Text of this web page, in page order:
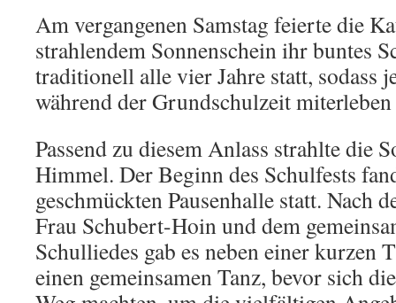
Am vergangenen Samstag feierte die
strahlendem Sonnenschein ihr buntes
traditionell alle vier Jahre statt, sodass
während der Grundschulzeit
Passend zu diesem Anlass strahlte die
Himmel. Der Beginn des Schulfests
geschmückten Pausenhalle statt. Nach
Frau Schubert-Hoin und dem
Schulliedes gab es neben einer kurzen
einen gemeinsamen Tanz, bevor sich